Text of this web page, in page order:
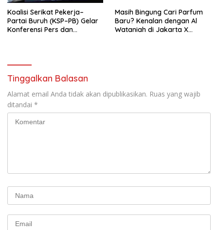
Koalisi Serikat Pekerja–
Partai Buruh (KSP–PB) Gelar
Konferensi Pers dan
RUU Ketenagakerjaan Baru.
Masih Bingung Cari Parfum
Baru? Kenalan dengan Al
Wataniah di Jakarta X
Tinggalkan Balasan
Alamat email Anda tidak akan dipublikasikan. Ruas yang wajib
ditandai *